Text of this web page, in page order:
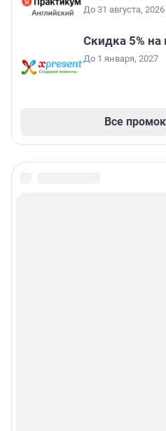
До 31 августа, 2026
Скидка 5% на
До 1 января, 2027
Все